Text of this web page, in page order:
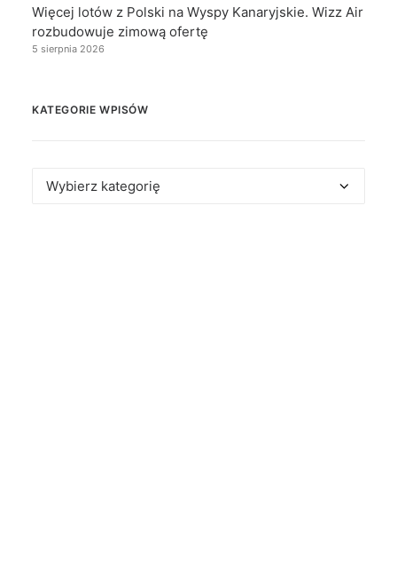
Więcej lotów z Polski na Wyspy Kanaryjskie. Wizz Air
rozbudowuje zimową ofertę
5 sierpnia 2026
KATEGORIE WPISÓW
Kategorie